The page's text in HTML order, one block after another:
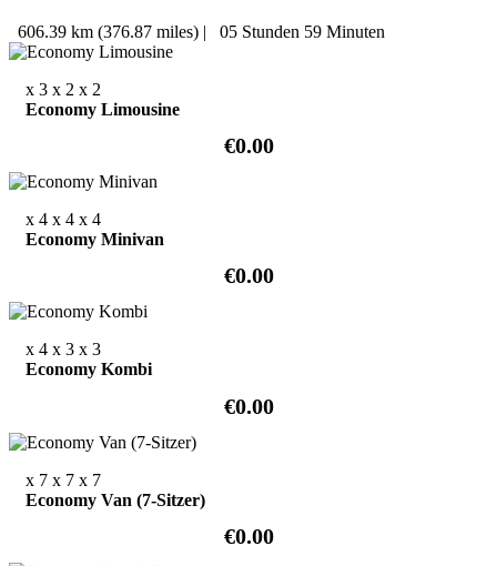
606.39 km (376.87 miles) | 05 Stunden 59 Minuten
x 3 x 2 x 2
Economy Limousine
€0.00
x 4 x 4 x 4
Economy Minivan
€0.00
x 4 x 3 x 3
Economy Kombi
€0.00
x 7 x 7 x 7
Economy Van (7-Sitzer)
€0.00